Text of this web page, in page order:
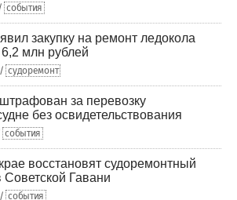
/ события
закупку на ремонт ледокола
млн рублей
/ судоремонт
за перевозку
без освидетельствования
события
восстановят судоремонтный
Гавани
/ события